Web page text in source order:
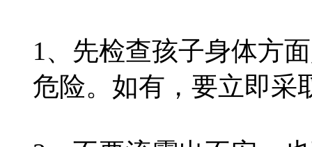
1、先检查孩子身体方
危险。如有，要立即采